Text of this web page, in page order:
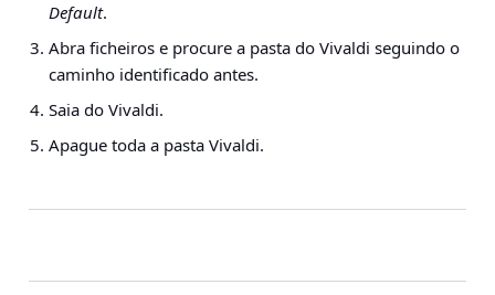
Default.
Abra ficheiros e procure a pasta do Vivaldi seguindo o
caminho identificado antes.
Saia do Vivaldi.
Apague toda a pasta Vivaldi.